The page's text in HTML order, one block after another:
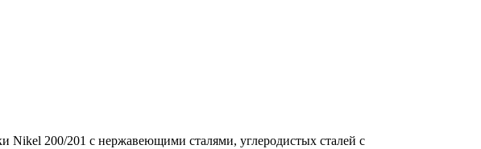
Nikel 200/201 с нержавеющими сталями, углеродистых сталей c